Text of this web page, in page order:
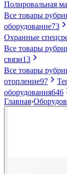
Полировальная
Все товары
оборудование73
Охранные
Все товары
связи13
Все товары
отопление97
оборудования646
Главная›